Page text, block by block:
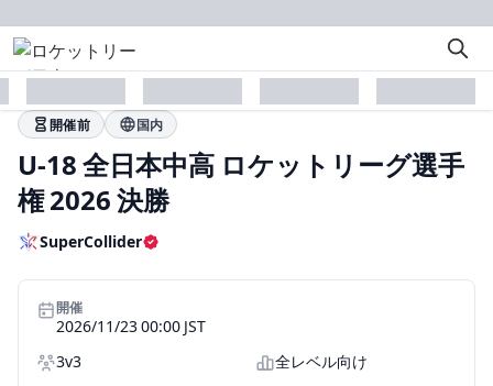
開催前 国内
U-18 全日本中高 ロケットリーグ選手
権 2026 決勝
SuperCollider
認証済み主催者
開催
2026/11/23 00:00 JST
形式3v3 対象レベル
全レベル向け